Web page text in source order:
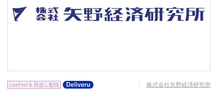
株式会社矢野経済研究所